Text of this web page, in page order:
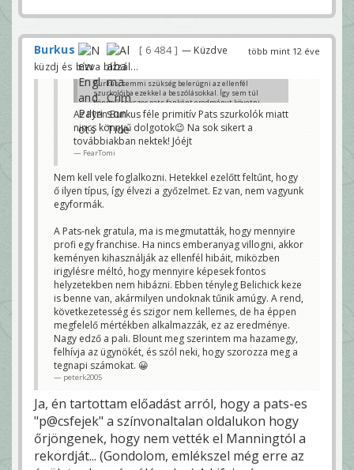
több mint 12 éve
Burkus 6 484
— Küzdve
küzdj és bízva bízzál...
Burkus, semmi szükség belerúgni az ellenfél
szurkolóiba ezekkel a beszólásokkal. Így sem túl
könnyű sokszor pats fanként eredményt követni,
nem kellene tovább rontani a helyzetet!
Az ilyen Burkus féle primitív Pats szurkolók miatt
nincs könnyű dolgotok😉 Na sok sikert a
továbbiakban nektek! Jóéjt
FearTomi
Nem kell vele foglalkozni. Hetekkel ezelőtt feltűnt, hogy
ő ilyen típus, így élvezi a győzelmet. Ez van, nem vagyunk
egyformák.
A Pats-nek gratula, ma is megmutatták, hogy mennyire
profi egy franchise. Ha nincs emberanyag villogni, akkor
keményen kihasználják az ellenfél hibáit, miközben
irigylésre méltó, hogy mennyire képesek fontos
helyzetekben nem hibázni. Ebben tényleg Belichick keze
is benne van, akármilyen undoknak tűnik amúgy. A rend,
következetesség és szigor nem kellemes, de ha éppen
megfelelő mértékben alkalmazzák, ez az eredménye.
Nagy edző a pali. Blount meg szerintem ma hazamegy,
felhívja az ügynökét, és szól neki, hogy szorozza meg a
tegnapi számokat. 😀
peterk2005
Ja, én tartottam előadást arról, hogy a pats-es
"p@csfejek" a színvonaltalan oldalukon hogy
őrjöngenek, hogy nem vették el Manningtól a
rekordját... (Gondolom, emlékszel még erre az